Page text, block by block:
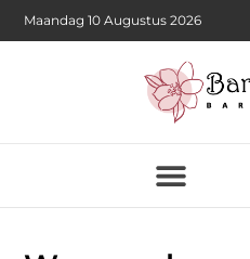
Maandag 10 Augustus 2026